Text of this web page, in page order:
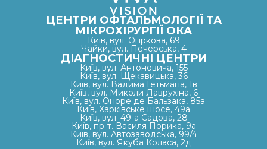
ЦЕНТРИ ОФТАЛЬМОЛОГІЇ ТА
МІКРОХІРУРГІЇ ОКА
Київ, вул. Огіркова, 69
Чайки, вул. Печерська, 4
ДІАГНОСТИЧНІ ЦЕНТРИ
Київ, вул. Антоновича, 155
Київ, вул. Щекавицька, 36
Київ, вул. Вадима Гетьмана, 1в
Київ, вул. Миколи Лаврухіна, 6
Київ, вул. Оноре де Бальзака, 85а
Київ, Харківське шосе, 49а
Київ, вул. 49-а Садова, 28
Київ, пр-т. Василя Порика, 9а
Київ, вул. Автозаводська, 99/4
Київ, вул. Якуба Коласа, 2д